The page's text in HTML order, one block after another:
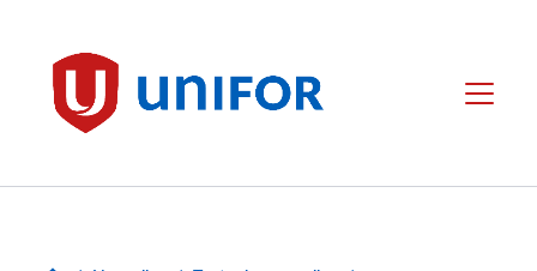
Unifor Menu